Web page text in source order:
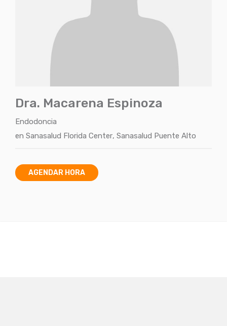
Dra. Macarena Espinoza
Endodoncia
en Sanasalud Florida Center, Sanasalud Puente Alto
AGENDAR HORA